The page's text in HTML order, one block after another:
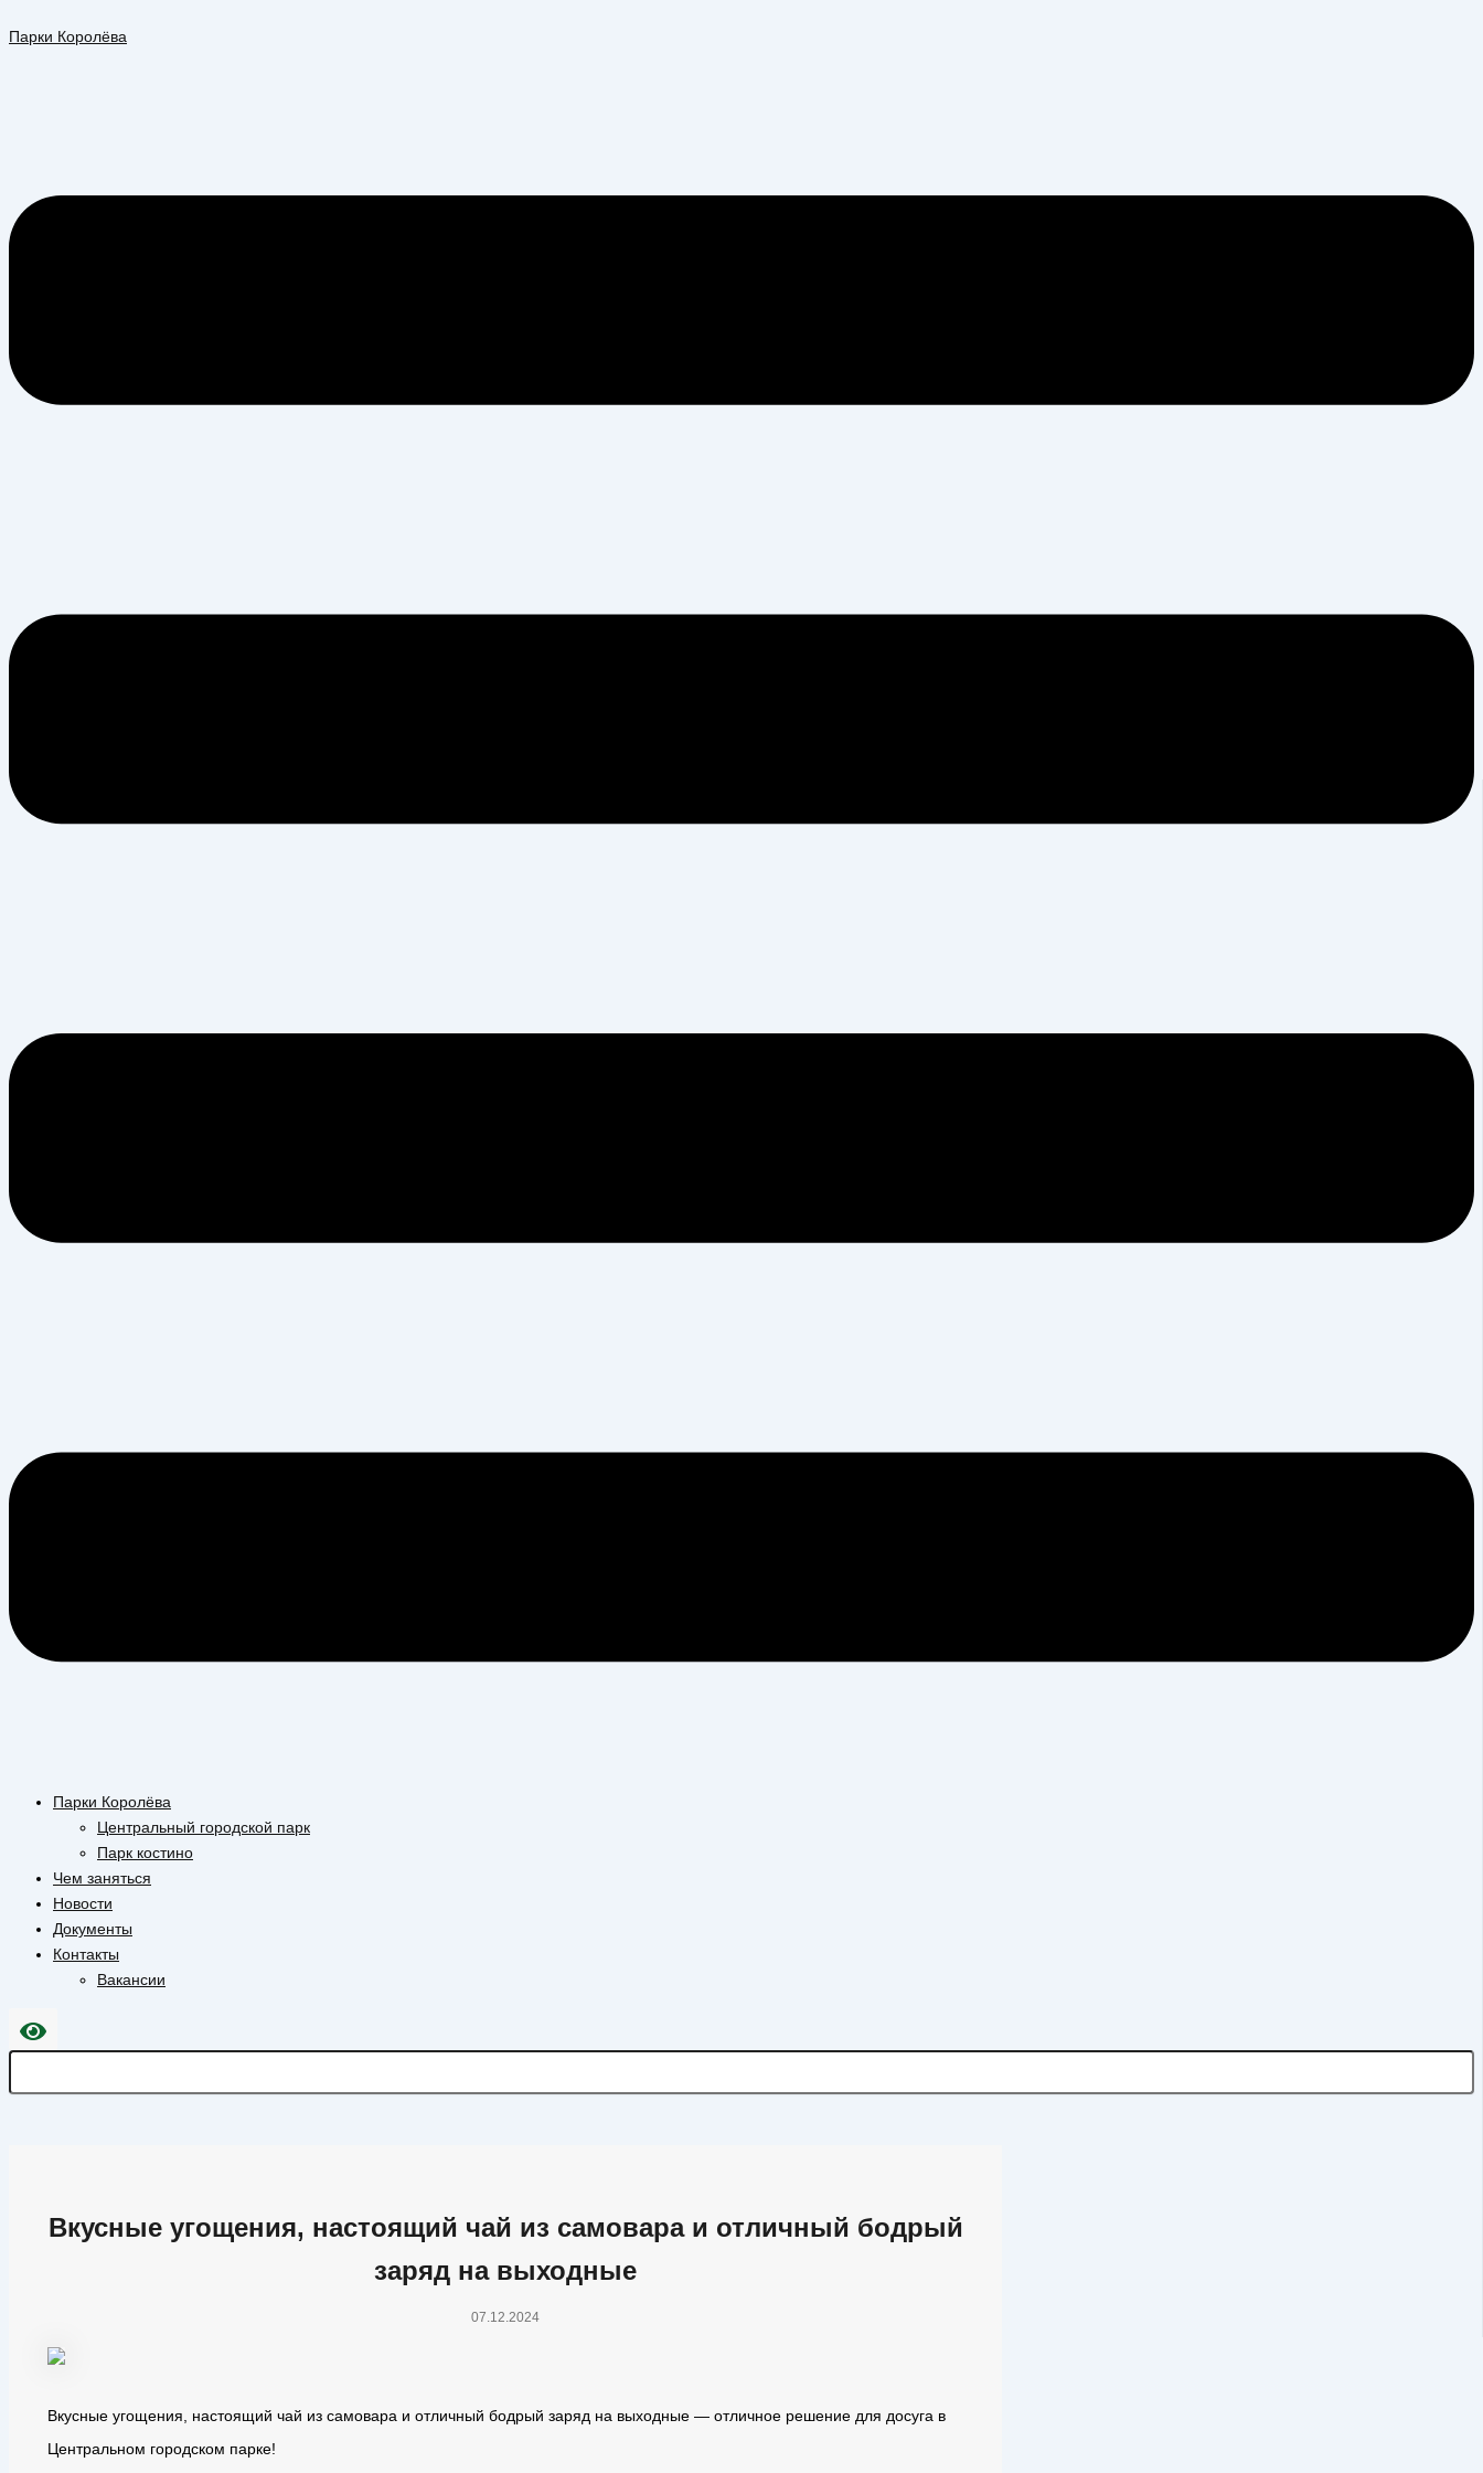
кПарки Королёва
Парки Королёва
Центральный городской парк
Парк костино
Чем заняться
Новости
Документы
Контакты
Вакансии
Вкусные угощения, настоящий чай из самовара и отличный бодрый
заряд на выходные
07.12.2024
Вкусные угощения, настоящий чай из самовара и отличный бодрый заряд на выходные — отличное решение для досуга в
Центральном городском парке!